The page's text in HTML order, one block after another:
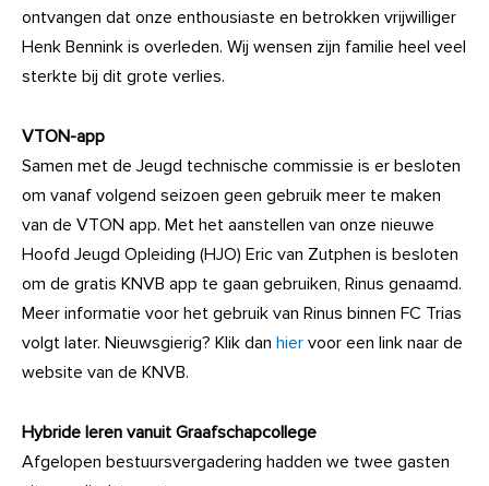
ontvangen dat onze enthousiaste en betrokken vrijwilliger
Henk Bennink is overleden. Wij wensen zijn familie heel veel
sterkte bij dit grote verlies.
VTON-app
Samen met de Jeugd technische commissie is er besloten
om vanaf volgend seizoen geen gebruik meer te maken
van de VTON app. Met het aanstellen van onze nieuwe
Hoofd Jeugd Opleiding (HJO) Eric van Zutphen is besloten
om de gratis KNVB app te gaan gebruiken, Rinus genaamd.
Meer informatie voor het gebruik van Rinus binnen FC Trias
volgt later. Nieuwsgierig? Klik dan hier voor een link naar de
website van de KNVB.
Hybride leren vanuit Graafschapcollege
Afgelopen bestuursvergadering hadden we twee gasten